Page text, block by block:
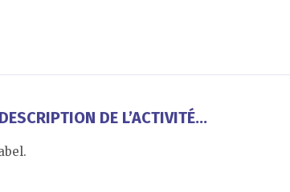
DE L’ACTIVITÉ...